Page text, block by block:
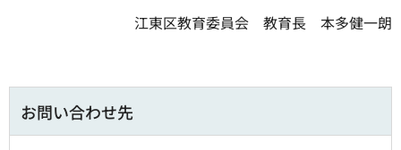
江東区教育委員会
教育長 本多健一朗
お問い合わせ先